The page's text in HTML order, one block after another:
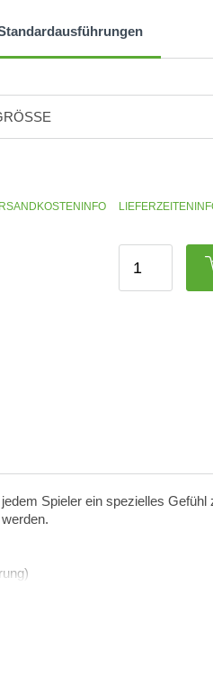
Spieler ein spezielles